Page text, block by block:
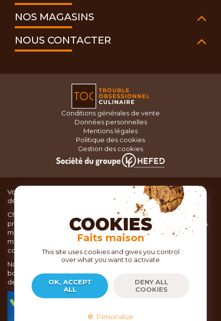
NOS MAGASINS
NOUS CONTACTER
Conditions générales de vente
Données personnelles
Mentions légales
Politique des cookies
Gestion des cookies
Vous recherchez du matériel de cuisine pour concocter de
délicieux plats ou des pâtisseries dignes d’un grand chef ?
Chez TOC, boutique d’ustensiles de cuisine, nous vous
proposons une large sélection de produits issus des meilleures
marques de matériel de cuisine: Ustensiles de pâtisserie,
matériel de cuisson, service de table, ustensiles de cuisine,
coutellerie, set picnic.
Nous vous réservons un accueil chaleureux au sein de nos 21
boutiques, mais vous trouverez également tout votre matériel
de cuisine en ligne sur notre site internet toc.fr
commerce et de la vente à distance depuis 2018.
COOKIES
Faits maison
This site uses cookies and gives you control
over what you want to activate
OK, ACCEPT
ALL
DENY ALL
COOKIES
Personalize